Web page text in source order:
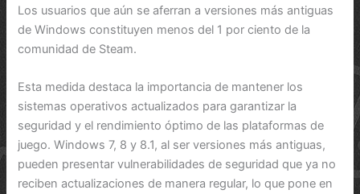
Los usuarios que aún se aferran a versiones más antiguas
de Windows constituyen menos del 1 por ciento de la
comunidad de Steam.
Esta medida destaca la importancia de mantener los
sistemas operativos actualizados para garantizar la
seguridad y el rendimiento óptimo de las plataformas de
juego. Windows 7, 8 y 8.1, al ser versiones más antiguas,
pueden presentar vulnerabilidades de seguridad que ya no
reciben actualizaciones de manera regular, lo que pone en